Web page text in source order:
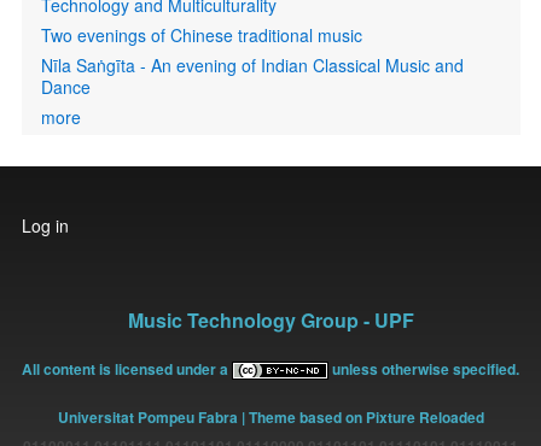
Technology and Multiculturality
Two evenings of Chinese traditional music
Nīla Saṅgīta - An evening of Indian Classical Music and
Dance
more
User
account
Log in
Music Technology Group - UPF
All content is licensed under a unless otherwise specified.
Universitat Pompeu Fabra | Theme based on Pixture Reloaded